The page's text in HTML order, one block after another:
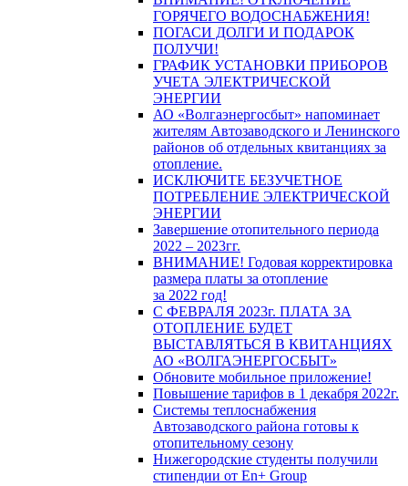
ГОРЯЧЕГО ВОДОСНАБЖЕНИЯ!
ПОГАСИ ДОЛГИ И ПОДАРОК
ПОЛУЧИ!
ГРАФИК УСТАНОВКИ ПРИБОРОВ
УЧЕТА ЭЛЕКТРИЧЕСКОЙ
ЭНЕРГИИ
АО «Волгаэнергосбыт» напоминает
жителям Автозаводского и Ленинского
районов об отдельных квитанциях за
отопление.
ИСКЛЮЧИТЕ БЕЗУЧЕТНОЕ
ПОТРЕБЛЕНИЕ ЭЛЕКТРИЧЕСКОЙ
ЭНЕРГИИ
Завершение отопительного периода
2022 – 2023гг.
ВНИМАНИЕ! Годовая корректировка
размера платы за отопление
за 2022 год!
С ФЕВРАЛЯ 2023г. ПЛАТА ЗА
ОТОПЛЕНИЕ БУДЕТ
ВЫСТАВЛЯТЬСЯ В КВИТАНЦИЯХ
АО «ВОЛГАЭНЕРГОСБЫТ»
Обновите мобильное приложение!
Повышение тарифов в 1 декабря 2022г.
Системы теплоснабжения
Автозаводского района готовы к
отопительному сезону
Нижегородские студенты получили
стипендии от En+ Group